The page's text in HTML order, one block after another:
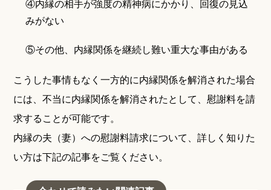
④内縁の相手が強度の精神病にかかり、回復の見込
みがない
⑤その他、内縁関係を継続し難い重大な事由がある
こうした事情もなく一方的に内縁関係を解消された場合
には、不当に内縁関係を解消されたとして、慰謝料を請
求することが可能です。
内縁の夫（妻）への慰謝料請求について、詳しく知りた
い方は下記の記事をご覧ください。